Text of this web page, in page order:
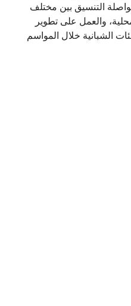
التنسيق بين مختلف
والعمل على تطوير
الشبانية خلال المواسم